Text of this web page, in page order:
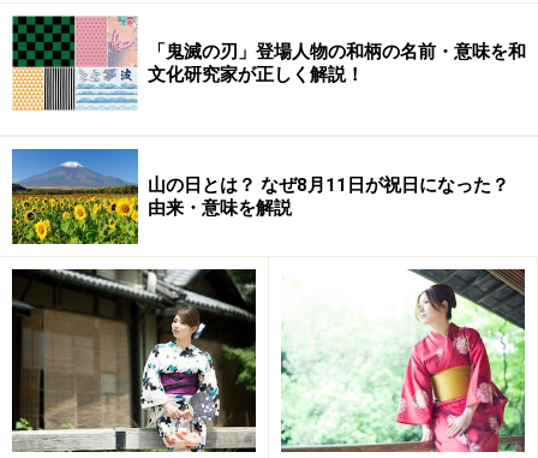
しめ縄・しめ飾りを焼く日、捨て方
しめ縄・しめ飾りの意味と由来
神社がしめ縄を張りめぐらせるのと同じ理由なんですね
そもそも正月行事というのは、年神様という新年の神様
をお迎えするための行事です。年神様は家々にやってき
て、生きる力や幸せを授けてくださると考えられていま
す。そこで、お正月が近づくとしめ縄やしめ飾りを施
し、年神様を迎える準備をします。
「鬼滅の刃」登場人物の和柄の名前・意味を和
文化研究家が正しく解説！
山の日とは？ なぜ8月11日が祝日になった？
由来・意味を解説